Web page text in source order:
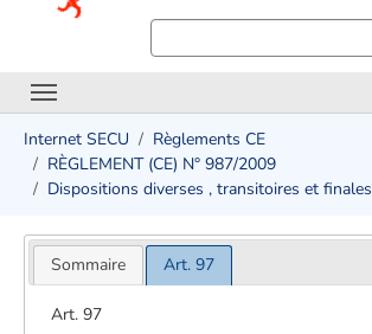
Internet SECU
Règlements CE
RÈGLEMENT (CE) N° 987/2009
Dispositions diverses , transitoires et finales
Sommaire Art. 97
Art. 97